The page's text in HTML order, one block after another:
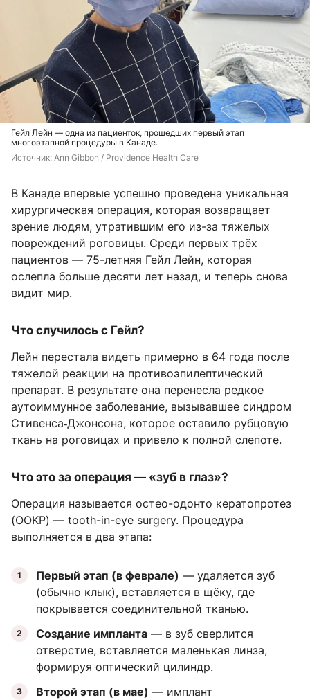
Гейл Лейн — одна из пациенток, прошедших первый этап
многоэтапной процедуры в Канаде.
Источник: Ann Gibbon / Providence Health Care
В Канаде впервые успешно проведена уникальная
хирургическая операция, которая возвращает
зрение людям, утратившим его из-за тяжелых
повреждений роговицы. Среди первых трёх
пациентов — 75-летняя Гейл Лейн, которая
ослепла больше десяти лет назад, и теперь снова
видит мир.
Что случилось с Гейл?
Лейн перестала видеть примерно в 64 года после
тяжелой реакции на противоэпилептический
препарат. В результате она перенесла редкое
аутоиммунное заболевание, вызывавшее синдром
Стивенса‑Джонсона, которое оставило рубцовую
ткань на роговицах и привело к полной слепоте.
Что это за операция — «зуб в глаз»?
Операция называется остео-одонто кератопротез
(OOKP) — tooth-in-eye surgery. Процедура
выполняется в два этапа:
Первый этап (в феврале) — удаляется зуб
(обычно клык), вставляется в щёку, где
покрывается соединительной тканью.
Создание импланта — в зуб сверлится
отверстие, вставляется маленькая линза,
формируя оптический цилиндр.
Второй этап (в мае) — имплант